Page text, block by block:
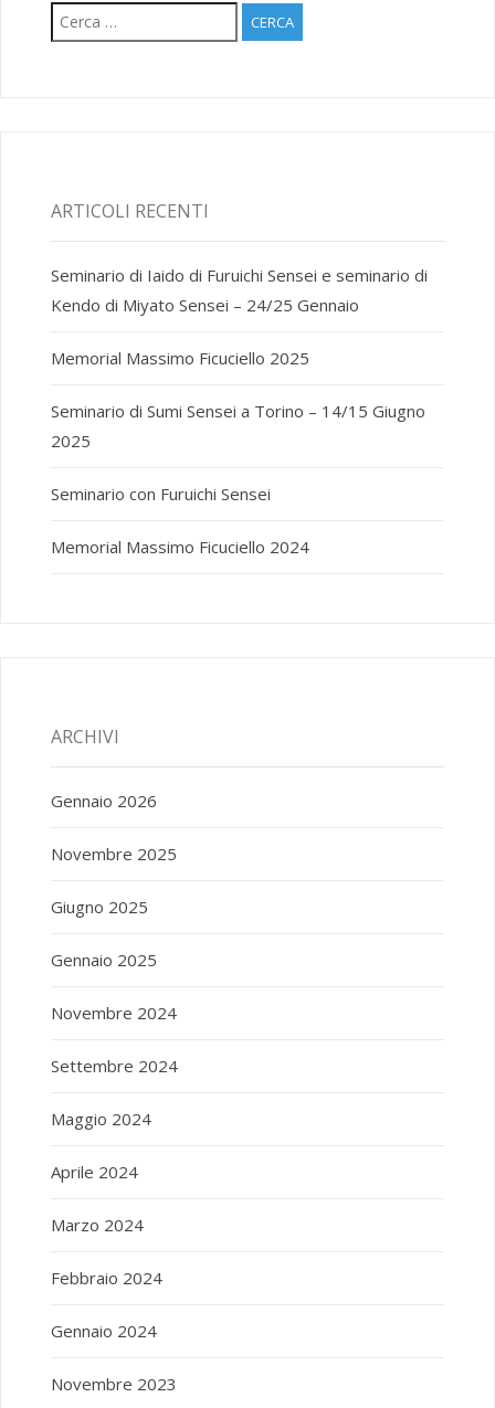
Ricerca
per:
ARTICOLI RECENTI
Seminario di Iaido di Furuichi Sensei e seminario di
Kendo di Miyato Sensei – 24/25 Gennaio
Memorial Massimo Ficuciello 2025
Seminario di Sumi Sensei a Torino – 14/15 Giugno
2025
Seminario con Furuichi Sensei
Memorial Massimo Ficuciello 2024
ARCHIVI
Gennaio 2026
Novembre 2025
Giugno 2025
Gennaio 2025
Novembre 2024
Settembre 2024
Maggio 2024
Aprile 2024
Marzo 2024
Febbraio 2024
Gennaio 2024
Novembre 2023